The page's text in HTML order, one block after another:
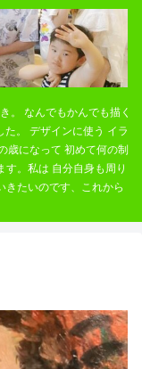
。 なんでもかんでも描く
。 デザインに使う イラ
歳になって 初めて何の制
。私は 自分自身も周り
たいのです、これから